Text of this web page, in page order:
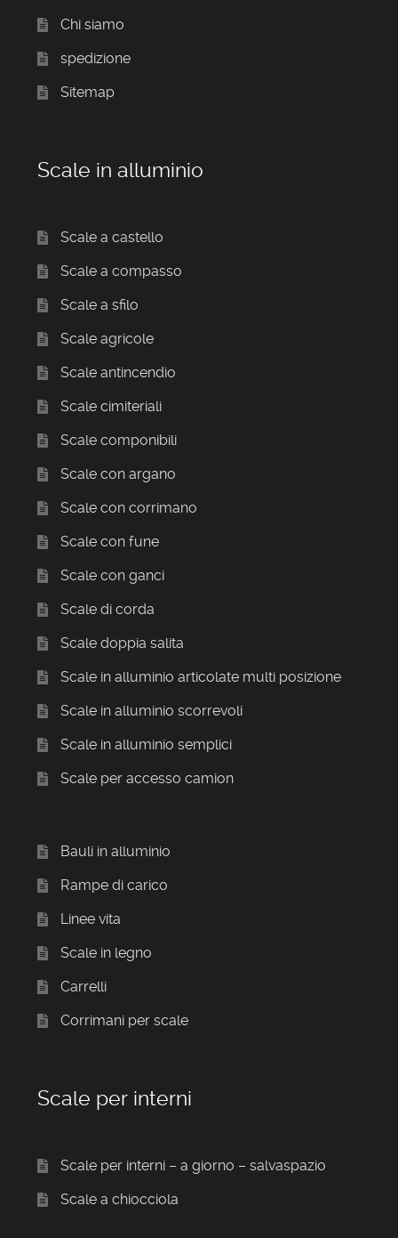
Chi siamo
spedizione
Sitemap
Scale in alluminio
Scale a castello
Scale a compasso
Scale a sfilo
Scale agricole
Scale antincendio
Scale cimiteriali
Scale componibili
Scale con argano
Scale con corrimano
Scale con fune
Scale con ganci
Scale di corda
Scale doppia salita
Scale in alluminio articolate multi posizione
Scale in alluminio scorrevoli
Scale in alluminio semplici
Scale per accesso camion
Bauli in alluminio
Rampe di carico
Linee vita
Scale in legno
Carrelli
Corrimani per scale
Scale per interni
Scale per interni – a giorno – salvaspazio
Scale a chiocciola